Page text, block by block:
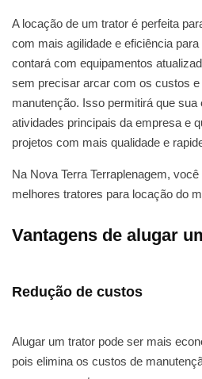
A locação de um trator é perfeita
com mais agilidade e eficiência
contará com equipamentos
sem precisar arcar com os custos
manutenção. Isso permitirá que sua
atividades principais da empresa e
projetos com mais qualidade e
Na Nova Terra Terraplenagem,
melhores tratores para locação do
Vantagens de alugar
Redução de custos
Alugar um trator pode ser mais
pois elimina os custos de